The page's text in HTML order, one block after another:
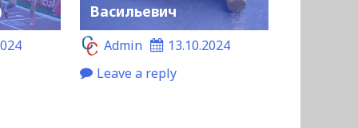
Васильевич
Admin
13.10.2024
Leave a reply